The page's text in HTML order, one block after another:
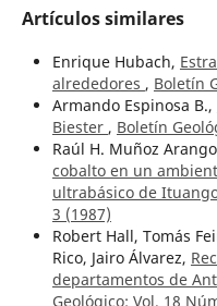
Artículos similares
Enrique Hubach,
alrededores , Boletín
Armando Espinosa B.,
Biester , Boletín
Raúl H. Muñoz
cobalto en un
ultrabásico de
3 (1987)
Robert Hall, Tomás
Rico, Jairo Álvarez,
departamentos de
Geológico: Vol. 18